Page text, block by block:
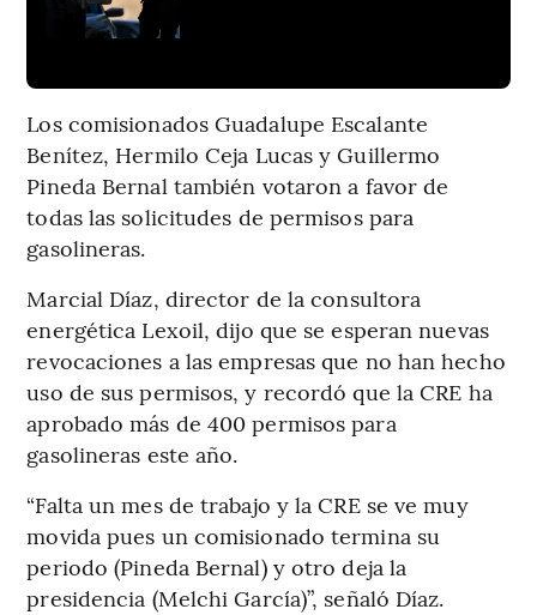
Los comisionados Guadalupe Escalante
Benítez, Hermilo Ceja Lucas y Guillermo
Pineda Bernal también votaron a favor de
todas las solicitudes de permisos para
gasolineras.
Marcial Díaz, director de la consultora
energética Lexoil, dijo que se esperan nuevas
revocaciones a las empresas que no han hecho
uso de sus permisos, y recordó que la CRE ha
aprobado más de 400 permisos para
gasolineras este año.
“Falta un mes de trabajo y la CRE se ve muy
movida pues un comisionado termina su
periodo (Pineda Bernal) y otro deja la
presidencia (Melchi García)”, señaló Díaz.